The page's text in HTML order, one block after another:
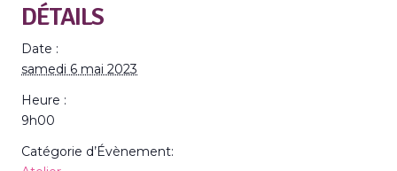
DÉTAILS
Date :
samedi 6 mai 2023
Heure :
9h00
Catégorie d’Évènement: